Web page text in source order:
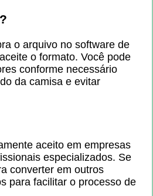
o arquivo no software de
o formato. Você pode
conforme necessário
da camisa e evitar
aceito em empresas
especializados. Se
converter em outros
para facilitar o processo de